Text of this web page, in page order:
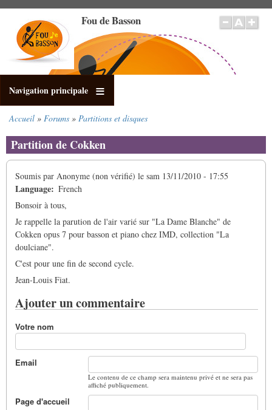
contenu
principal
Fou de Basson
Navigation principale
d'Ariane
Accueil Forums Partitions et disques
Partition de Cokken
Soumis par Anonyme (non vérifié) le sam 13/11/2010 - 17:55
Language
French
Bonsoir à tous,
Je rappelle la parution de l'air varié sur "La Dame Blanche" de
Cokken opus 7 pour basson et piano chez IMD, collection "La
doulciane".
C'est pour une fin de second cycle.
Jean-Louis Fiat.
Ajouter un commentaire
Votre nom
Email
Le contenu de ce champ sera maintenu privé et ne sera pas
affiché publiquement.
Page d'accueil